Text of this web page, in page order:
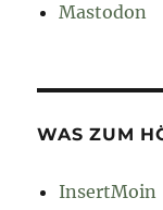
Mastodon
WAS ZUM
InsertMoin